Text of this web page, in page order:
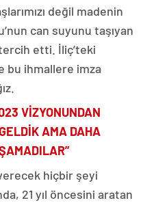
değil madenin
can suyunu taşıyan
tercih etti. İliç’teki
bu ihmallere imza
VİZYONUNDAN
AMA DAHA
hiçbir şeyi
21 yıl öncesini aratan